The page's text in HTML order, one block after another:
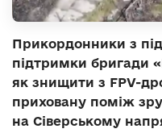
Прикордонники з
підтримки бригади
як знищити з FPV-
приховану поміж
на Сіверському